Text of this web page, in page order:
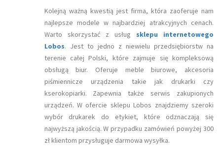
Kolejną ważną kwestią jest firma, która zaoferuje nam
najlepsze modele w najbardziej atrakcyjnych cenach.
Warto skorzystać z usług sklepu internetowego
Lobos. Jest to jedno z niewielu przedsiębiorstw na
terenie całej Polski, które zajmuje się kompleksową
obsługą biur. Oferuje meble biurowe, akcesoria
piśmiennicze urządzenia takie jak drukarki czy
kserokopiarki. Zapewnia także serwis zakupionych
urządzeń. W ofercie sklepu Lobos znajdziemy szeroki
wybór drukarek do etykiet, które odznaczają się
najwyższą jakością. W przypadku zamówień powyżej 300
zł klientom przysługuje darmowa wysyłka.